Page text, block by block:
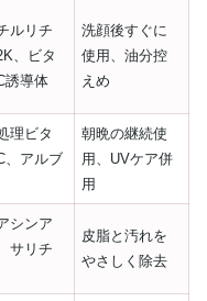
ルリチ
、ビタ
誘導体
洗顔後すぐに
使用、油分控
えめ
理ビタ
、アルブ
朝晩の継続使
用、UVケア併
用
シンア
サリチ
皮脂と汚れを
やさしく除去